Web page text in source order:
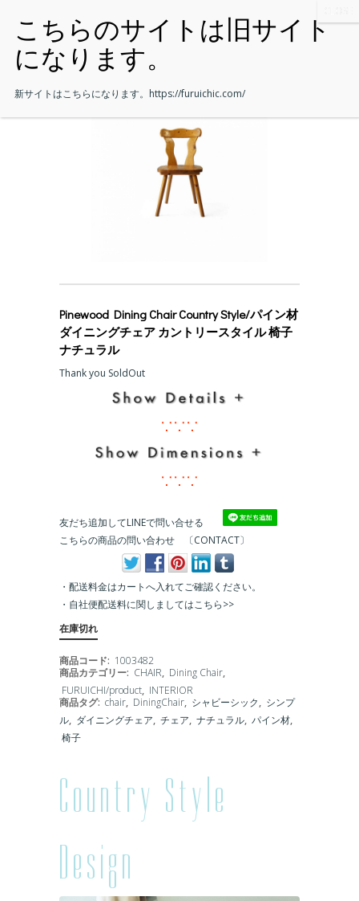
Pinewood Dining Chair Country Style/パイン材
ダイニングチェア カントリースタイル 椅子
ナチュラル
Thank you SoldOut
∵∵∵
∵∵∵
友だち追加してLINEで問い合せる
こちらの商品の問い合わせ 〔CONTACT〕
・配送料金はカートへ入れてご確認ください。
・ 自社便配送料に関しましてはこちら>>
在庫切れ
商品コード: 1003482
商品カテゴリー: CHAIR, Dining Chair,
FURUICHI/product, INTERIOR
商品タグ: chair, DiningChair, シャビーシック, シンプ
ル, ダイニングチェア, チェア, ナチュラル, パイン材,
椅子
Country Style
Design
新サイトはこちらになります。 https://furuichic.com/